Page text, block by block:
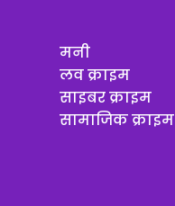
मनी
लव क्राइम
साइबर क्राइम
सामाजिक क्राइम